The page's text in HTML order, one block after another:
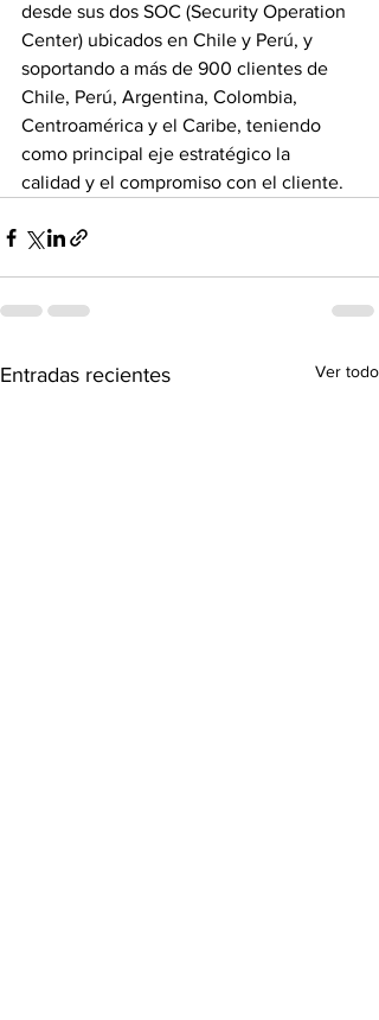
desde sus dos SOC (Security Operation
Center) ubicados en Chile y Perú, y
soportando a más de 900 clientes de
Chile, Perú, Argentina, Colombia,
Centroamérica y el Caribe, teniendo
como principal eje estratégico la
calidad y el compromiso con el cliente.
Entradas recientes Ver todo